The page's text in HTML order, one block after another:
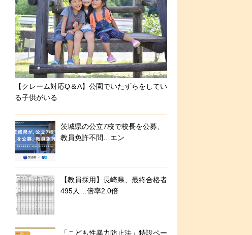
【クレーム対応Q＆A】公園でいたずらをしてい
る子供がいる
茨城県の公立7校で校長を公募、
教員免許不問…エン
【教員採用】長崎県、最終合格者
495人…倍率2.0倍
「こども性暴力防止法」特設ペー